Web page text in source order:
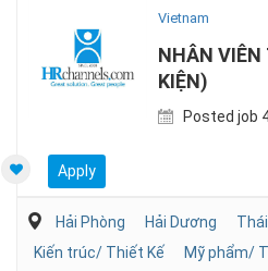
Vietnam
NHÂN VIÊN
KIỆN)
Posted job
Apply
Hải Phòng Hải Dương
Kiến trúc/ Thiết Kế
Mỹ phẩm/